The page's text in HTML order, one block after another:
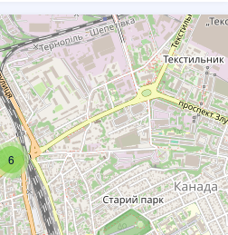
свій власний портфоліо та
галузі. Оберіть кращий курс з
нашому сайті і розкрийте
з нами!
6